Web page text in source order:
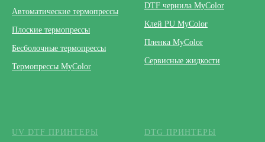
Автоматические термопрессы
Плоские термопрессы
Бесболочные термопрессы
Термопрессы MyColor
DTF чернила MyColor
Клей PU MyColor
Пленка MyColor
Сервисные жидкости
UV DTF ПРИНТЕРЫ DTG ПРИНТЕРЫ